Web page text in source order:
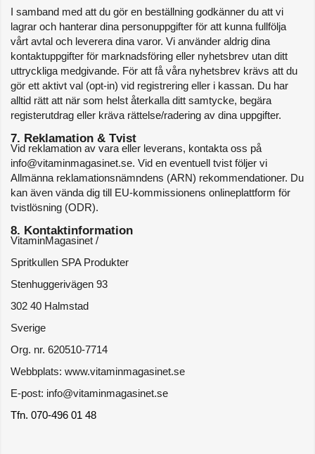
I samband med att du gör en beställning godkänner du att vi
lagrar och hanterar dina personuppgifter för att kunna fullfölja
vårt avtal och leverera dina varor. Vi använder aldrig dina
kontaktuppgifter för marknadsföring eller nyhetsbrev utan ditt
uttryckliga medgivande. För att få våra nyhetsbrev krävs att du
gör ett aktivt val (opt-in) vid registrering eller i kassan. Du har
alltid rätt att när som helst återkalla ditt samtycke, begära
registerutdrag eller kräva rättelse/radering av dina uppgifter.
7. Reklamation & Tvist
Vid reklamation av vara eller leverans, kontakta oss på
info@vitaminmagasinet.se. Vid en eventuell tvist följer vi
Allmänna reklamationsnämndens (ARN) rekommendationer. Du
kan även vända dig till EU-kommissionens onlineplattform för
tvistlösning (ODR).
8. Kontaktinformation
VitaminMagasinet /
Spritkullen SPA Produkter
Stenhuggerivägen 93
302 40 Halmstad
Sverige
Org. nr. 620510-7714
Webbplats: www.vitaminmagasinet.se
E-post: info@vitaminmagasinet.se
Tfn. 070-496 01 48